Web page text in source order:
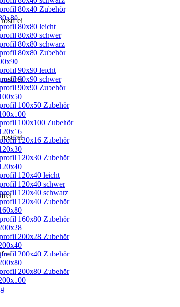
80x40 Zubehör
80x80 leicht
80x80 schwer
80x80 schwarz
80x80 Zubehör
90x90 leicht
90x90 schwer
90x90 Zubehör
100x50 Zubehör
100x100 Zubehör
120x16 Zubehör
120x30 Zubehör
120x40 leicht
120x40 schwer
120x40 schwarz
120x40 Zubehör
160x80 Zubehör
200x28 Zubehör
200x40 Zubehör
200x80 Zubehör